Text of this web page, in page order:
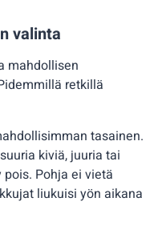
valinta
mahdollisen
retkillä
tasainen.
kiviä, juuria tai
Pohja ei vietä
liukuisi yön aikana